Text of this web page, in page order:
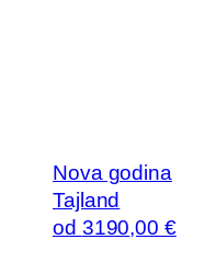
Nova godina
Tajland
od 3190,00 €